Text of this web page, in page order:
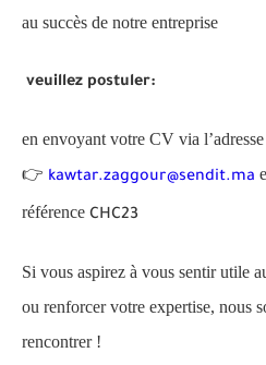
au succès de notre entreprise
veuillez postuler:
en envoyant votre CV via
👉 kawtar.zaggour@sendit.ma
référence CHC23
Si vous aspirez à vous sentir utile
ou renforcer votre expertise, nous
rencontrer !